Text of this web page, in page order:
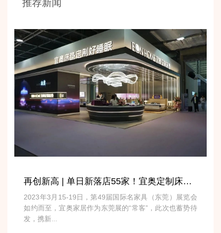
推荐新闻
再创新高 | 单日新落店55家！宜奥定制床垫火爆东莞名家具展
2023年3月15-19日，第49届国际名家具（东莞）展览会
如约而至，宜奥家居作为东莞展的“常客”，此次也蓄势待
发，携新...